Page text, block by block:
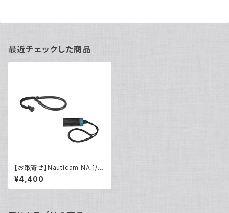
最近チェックした商品
【お取寄せ】Nauticam NA 1/4
インチ ハンドストラップ [2181
8]
¥4,400